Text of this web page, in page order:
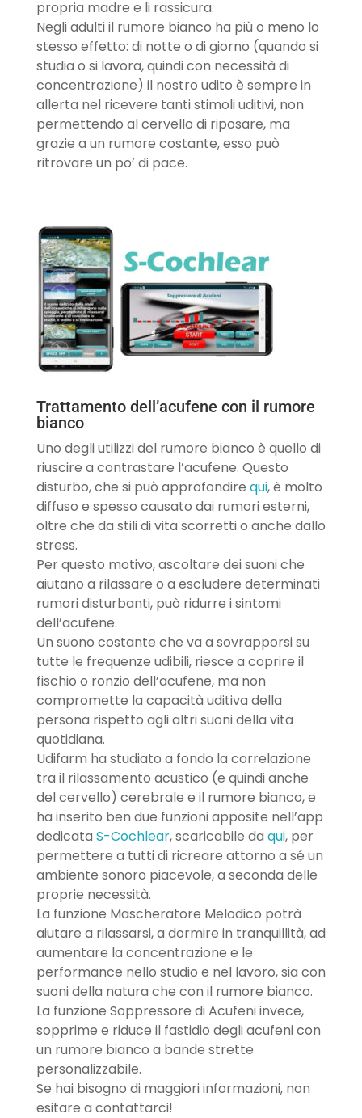
propria madre e li rassicura.
Negli adulti il rumore bianco ha più o meno lo
stesso effetto: di notte o di giorno (quando si
studia o si lavora, quindi con necessità di
concentrazione) il nostro udito è sempre in
allerta nel ricevere tanti stimoli uditivi, non
permettendo al cervello di riposare, ma
grazie a un rumore costante, esso può
ritrovare un po’ di pace.
Trattamento dell’acufene con il rumore
bianco
Uno degli utilizzi del rumore bianco è quello di
riuscire a contrastare l’acufene. Questo
disturbo, che si può approfondire qui, è molto
diffuso e spesso causato dai rumori esterni,
oltre che da stili di vita scorretti o anche dallo
stress.
Per questo motivo, ascoltare dei suoni che
aiutano a rilassare o a escludere determinati
rumori disturbanti, può ridurre i sintomi
dell’acufene.
Un suono costante che va a sovrapporsi su
tutte le frequenze udibili, riesce a coprire il
fischio o ronzio dell’acufene, ma non
compromette la capacità uditiva della
persona rispetto agli altri suoni della vita
quotidiana.
Udifarm ha studiato a fondo la correlazione
tra il rilassamento acustico (e quindi anche
del cervello) cerebrale e il rumore bianco, e
ha inserito ben due funzioni apposite nell’app
dedicata S-Cochlear, scaricabile da qui, per
permettere a tutti di ricreare attorno a sé un
ambiente sonoro piacevole, a seconda delle
proprie necessità.
La funzione Mascheratore Melodico potrà
aiutare a rilassarsi, a dormire in tranquillità, ad
aumentare la concentrazione e le
performance nello studio e nel lavoro, sia con
suoni della natura che con il rumore bianco.
La funzione Soppressore di Acufeni invece,
sopprime e riduce il fastidio degli acufeni con
un rumore bianco a bande strette
personalizzabile.
Se hai bisogno di maggiori informazioni, non
esitare a contattarci!